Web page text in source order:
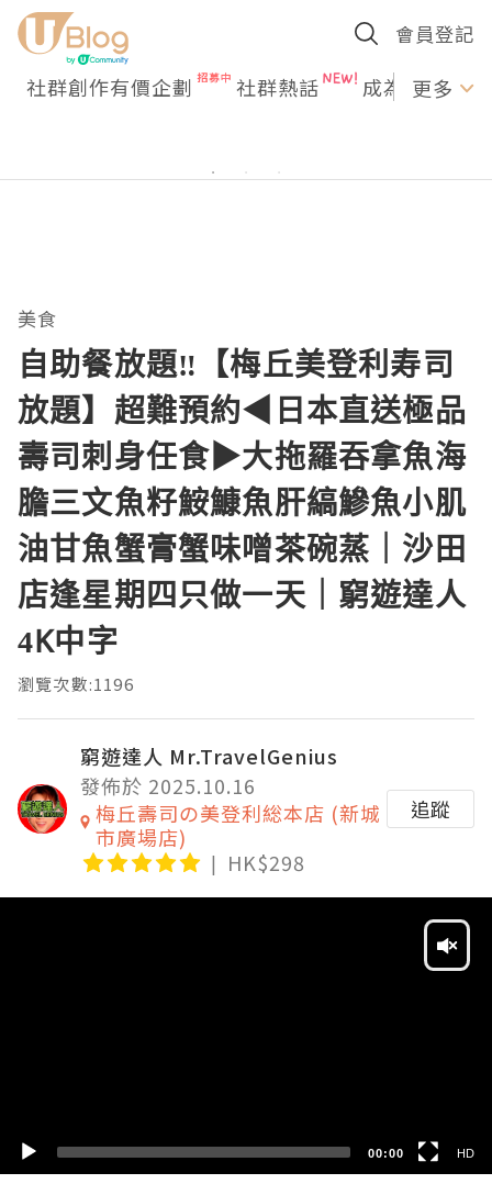
會員登記
社群創作有價企劃 社群熱話 成為U更多
美食
自助餐放題‼️【梅丘美登利寿司
放題】超難預約◀︎日本直送極品
壽司刺身任食▶︎大拖羅吞拿魚海
膽三文魚籽鮟鱇魚肝縞鰺魚小肌
油甘魚蟹膏蟹味噌茶碗蒸｜沙田
店逢星期四只做一天｜窮遊達人
4K中字
瀏覽次數:1196
窮遊達人 Mr.TravelGenius
發佈於 2025.10.16
梅丘壽司の美登利総本店 (新城
市廣場店)
HK$298
追蹤
00:00 HD